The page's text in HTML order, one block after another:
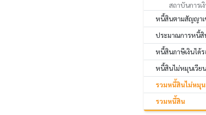
สถาบันการเ
หนี้สินตามสัญญาเ
ประมาณการหนี้สิ
หนี้สินภาษีเงินได้
หนี้สินไม่หมุนเวีย
รวมหนี้สินไม่หมุ
รวมหนี้สิน